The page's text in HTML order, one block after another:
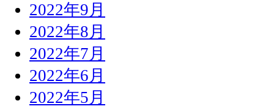
2022年9月
2022年8月
2022年7月
2022年6月
2022年5月